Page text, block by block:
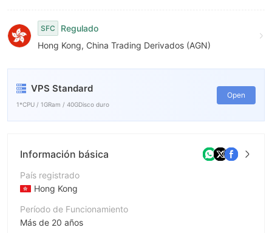
SFC
Regulado
Hong Kong, China Trading Derivados (AGN)
VPS Standard
1*CPU / 1GRam / 40GDisco duro
Open
Información básica
País registrado
Hong Kong
Período de Funcionamiento
Más de 20 años